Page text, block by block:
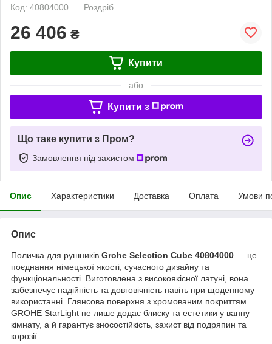
Код: 40804000
Роздріб
26 406 ₴
Купити
або
Купити з
Що таке купити з Пром?
Замовлення під захистом
Опис Характеристики Доставка Оплата Умови
Опис
Поличка для рушників Grohe Selection Cube 40804000 — це
поєднання німецької якості, сучасного дизайну та
функціональності. Виготовлена з високоякісної латуні, вона
забезпечує надійність та довговічність навіть при щоденному
використанні. Глянсова поверхня з хромованим покриттям
GROHE StarLight не лише додає блиску та естетики у ванну
кімнату, а й гарантує зносостійкість, захист від подряпин та
корозії.